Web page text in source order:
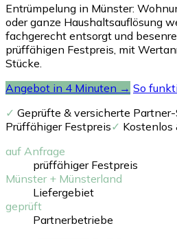
Entrümpelung in Münster:
oder ganze Haushaltsauflösung
fachgerecht entsorgt und
prüffähigen Festpreis, mit
Stücke.
Angebot in 4 Minuten → So
✓ Geprüfte & versicherte
Prüffähiger Festpreis✓ Kostenlos
auf Anfrage
prüffähiger Festpreis
Münster + Münsterland
Liefergebiet
geprüft
Partnerbetriebe